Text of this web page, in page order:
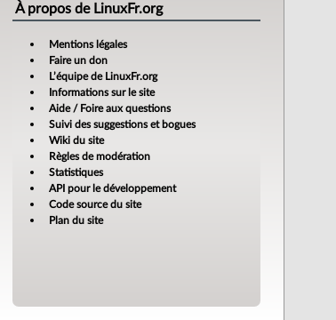
À propos de LinuxFr.org
Mentions légales
Faire un don
L’équipe de LinuxFr.org
Informations sur le site
Aide / Foire aux questions
Suivi des suggestions et bogues
Wiki du site
Règles de modération
Statistiques
API pour le développement
Code source du site
Plan du site